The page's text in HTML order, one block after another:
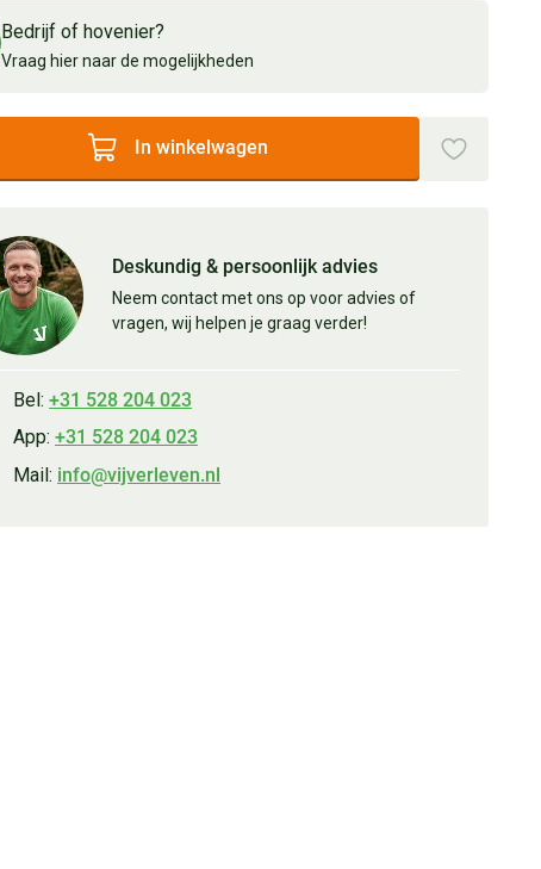
Bedrijf of hovenier?
Vraag hier naar de mogelijkheden
In winkelwagen
Deskundig & persoonlijk advies
Neem contact met ons op voor advies of
vragen, wij helpen je graag verder!
Bel: +31 528 204 023
App: +31 528 204 023
Mail: info@vijverleven.nl